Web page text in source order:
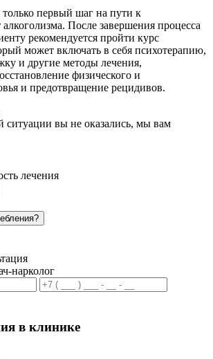
только первый шаг на пути к
После завершения процесса
рекомендуется пройти курс
может включать в себя психотерапию,
и другие методы лечения,
физического и
и предотвращение рецидивов.
ситуации вы не оказались, мы вам
лечения
нарколог
в клинике